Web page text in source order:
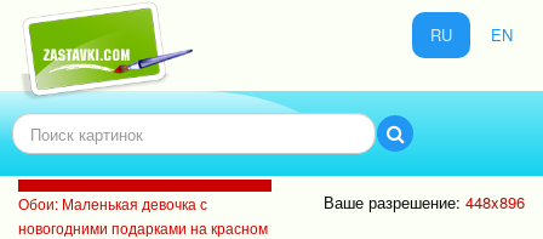
RU EN
Обои: Маленькая девочка с
новогодними подарками на красном
Ваше разрешение: 448x896